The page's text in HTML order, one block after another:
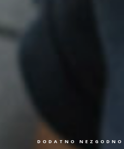
DODATNO